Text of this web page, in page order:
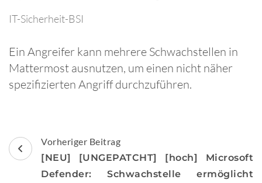
IT-Sicherheit-BSI
Ein Angreifer kann mehrere Schwachstellen in
Mattermost ausnutzen, um einen nicht näher
spezifizierten Angriff durchzuführen.
Beitragsnavigation
Vorheriger Beitrag
[NEU] [UNGEPATCHT] [hoch] Microsoft
Defender: Schwachstelle ermöglicht